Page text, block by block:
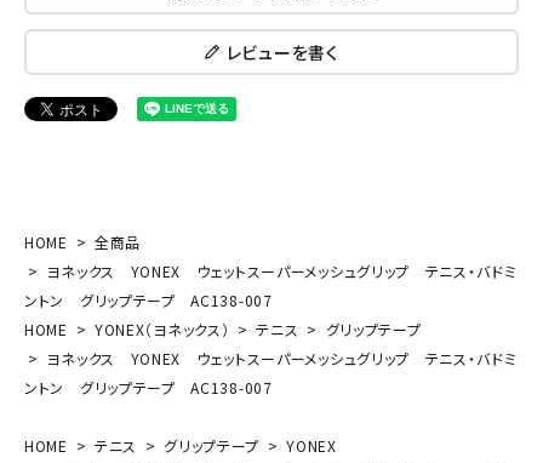
レビューを書く
HOME
全商品
ヨネックス YONEX ウェットスーパーメッシュグリップ テニス・バドミ
ントン グリップテープ AC138-007
HOME
YONEX（ヨネックス） テニス
グリップテープ
ヨネックス YONEX ウェットスーパーメッシュグリップ テニス・バドミ
ントン グリップテープ AC138-007
HOME テニス グリップテープ
YONEX